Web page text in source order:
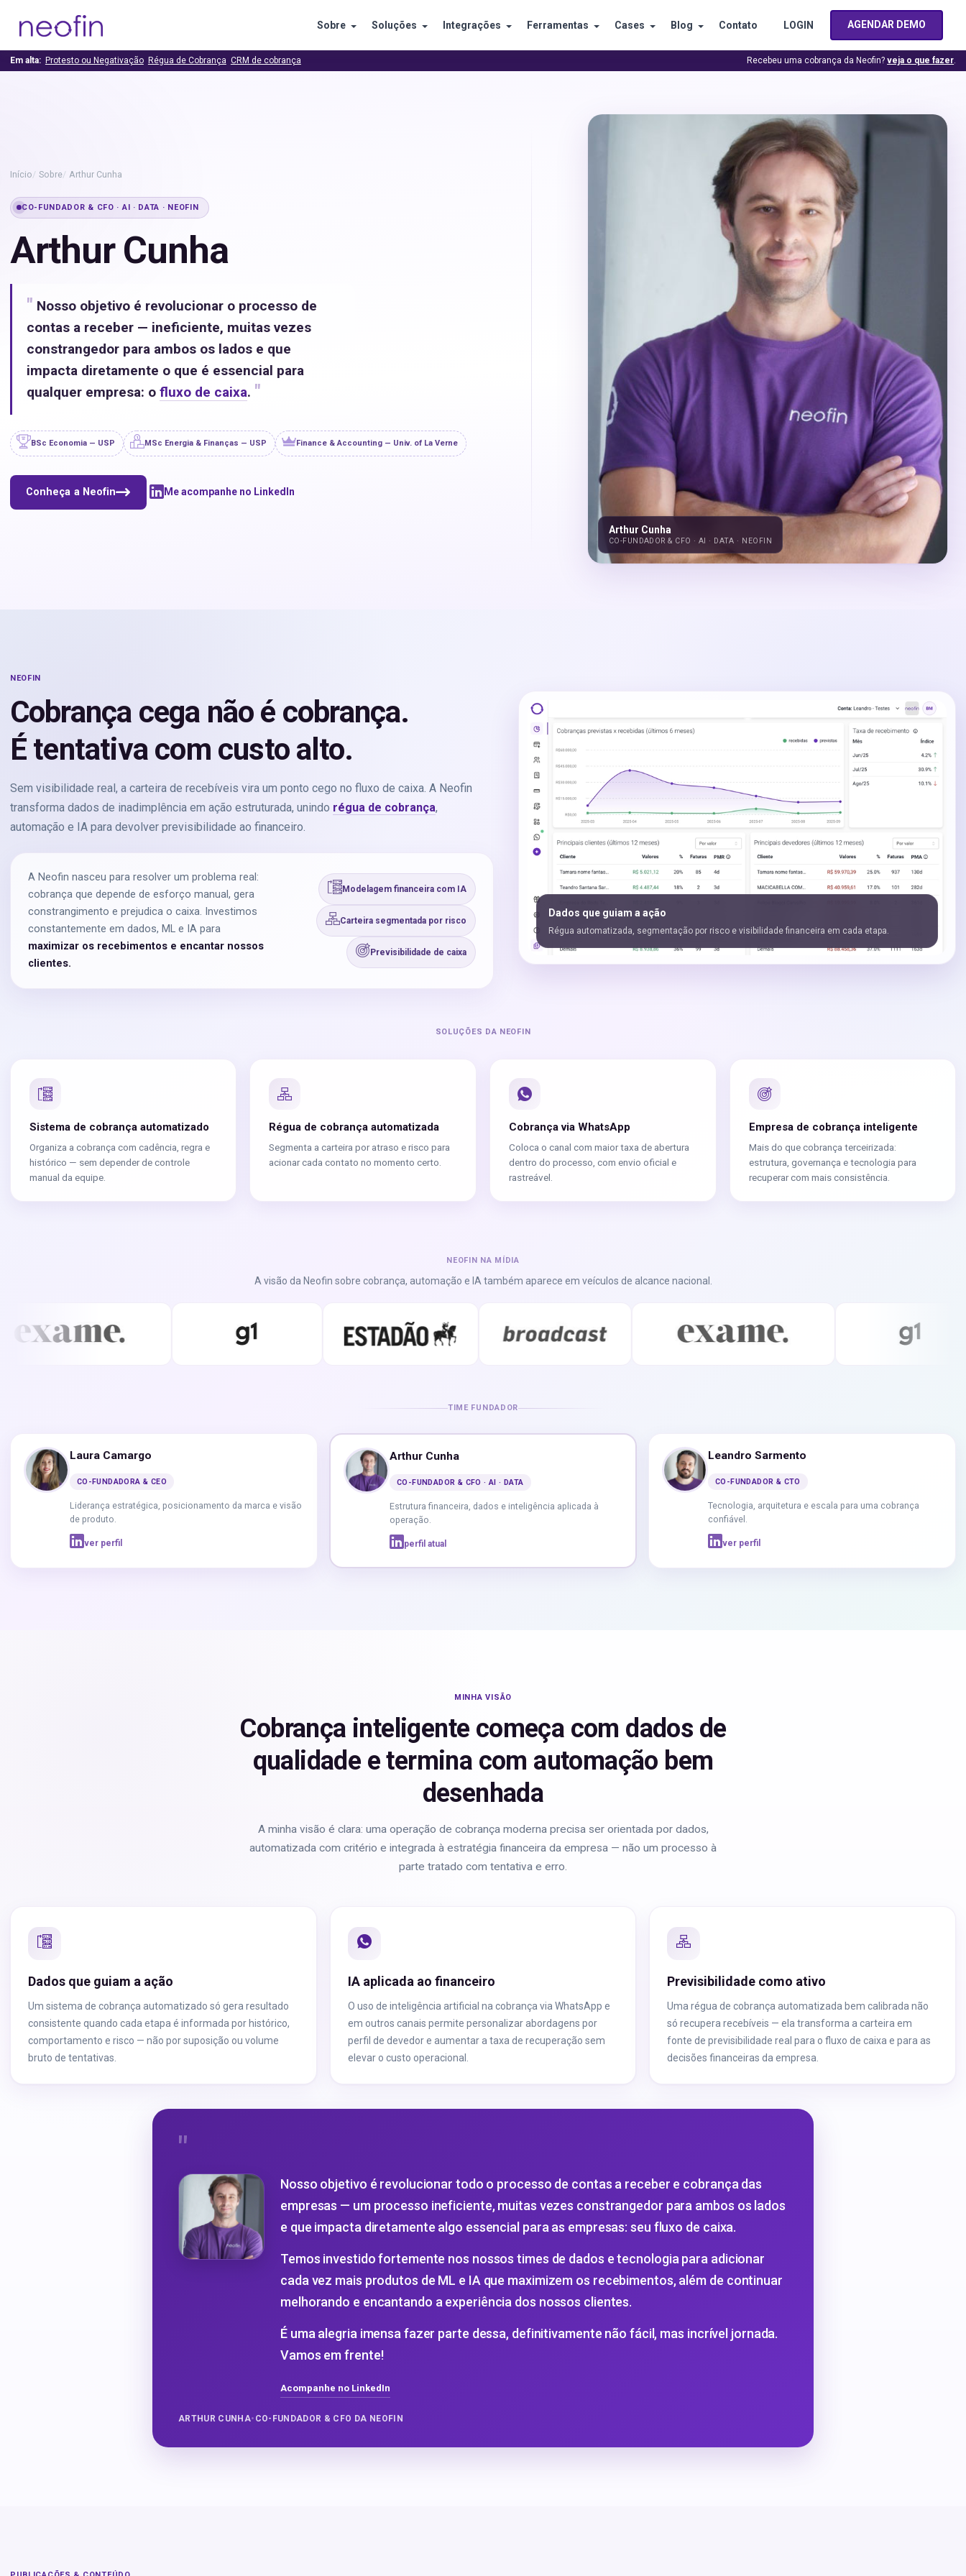
Sobre Soluções Integrações Ferramentas Cases Blog Contato LOGIN AGENDAR DEMO
Em alta: Protesto ou Negativação Régua de Cobrança CRM de cobrança Recebeu uma cobrança da Neofin?veja o que fazer.
Início Sobre Arthur Cunha
CO-FUNDADOR & CFO · AI · DATA · NEOFIN
Arthur Cunha
" Nosso objetivo é revolucionar o processo de
contas a receber — ineficiente, muitas vezes
constrangedor para ambos os lados e que
impacta diretamente o que é essencial para
qualquer empresa: o fluxo de caixa. "
BSc Economia — USP MSc Energia & Finanças — USP Finance & Accounting — Univ. of La Verne
Conheça a Neofin Me acompanhe no LinkedIn
Arthur Cunha
CO-FUNDADOR & CFO · AI · DATA · NEOFIN
NEOFIN
Cobrança cega não é cobrança.
É tentativa com custo alto.
Sem visibilidade real, a carteira de recebíveis vira um ponto cego no fluxo de caixa. A Neofin
transforma dados de inadimplência em ação estruturada, unindo régua de cobrança,
automação e IA para devolver previsibilidade ao financeiro.
A Neofin nasceu para resolver um problema real:
cobrança que depende de esforço manual, gera
constrangimento e prejudica o caixa. Investimos
constantemente em dados, ML e IA para
maximizar os recebimentos e encantar nossos
clientes.
Modelagem financeira com IA
Carteira segmentada por risco
Previsibilidade de caixa
Dados que guiam a ação
Régua automatizada, segmentação por risco e visibilidade financeira em cada etapa.
SOLUÇÕES DA NEOFIN
Sistema de cobrança automatizado
Organiza a cobrança com cadência, regra e
histórico — sem depender de controle
manual da equipe.
Régua de cobrança automatizada
Segmenta a carteira por atraso e risco para
acionar cada contato no momento certo.
Cobrança via WhatsApp
Coloca o canal com maior taxa de abertura
dentro do processo, com envio oficial e
rastreável.
Empresa de cobrança inteligente
Mais do que cobrança terceirizada:
estrutura, governança e tecnologia para
recuperar com mais consistência.
NEOFIN NA MÍDIA
A visão da Neofin sobre cobrança, automação e IA também aparece em veículos de alcance nacional.
TIME FUNDADOR
Laura Camargo
CO-FUNDADORA & CEO
Liderança estratégica, posicionamento da marca e visão
de produto.
ver perfil
Arthur Cunha
CO-FUNDADOR & CFO · AI · DATA
Estrutura financeira, dados e inteligência aplicada à
operação.
perfil atual
Leandro Sarmento
CO-FUNDADOR & CTO
Tecnologia, arquitetura e escala para uma cobrança
confiável.
ver perfil
MINHA VISÃO
Cobrança inteligente começa com dados de
qualidade e termina com automação bem
desenhada
A minha visão é clara: uma operação de cobrança moderna precisa ser orientada por dados,
automatizada com critério e integrada à estratégia financeira da empresa — não um processo à
parte tratado com tentativa e erro.
Dados que guiam a ação
Um sistema de cobrança automatizado só gera resultado
consistente quando cada etapa é informada por histórico,
comportamento e risco — não por suposição ou volume
bruto de tentativas.
IA aplicada ao financeiro
O uso de inteligência artificial na cobrança via WhatsApp e
em outros canais permite personalizar abordagens por
perfil de devedor e aumentar a taxa de recuperação sem
elevar o custo operacional.
Previsibilidade como ativo
Uma régua de cobrança automatizada bem calibrada não
só recupera recebíveis — ela transforma a carteira em
fonte de previsibilidade real para o fluxo de caixa e para as
decisões financeiras da empresa.
"
Nosso objetivo é revolucionar todo o processo de contas a receber e cobrança das
empresas — um processo ineficiente, muitas vezes constrangedor para ambos os lados
e que impacta diretamente algo essencial para as empresas: seu fluxo de caixa.
Temos investido fortemente nos nossos times de dados e tecnologia para adicionar
cada vez mais produtos de ML e IA que maximizem os recebimentos, além de continuar
melhorando e encantando a experiência dos nossos clientes.
É uma alegria imensa fazer parte dessa, definitivamente não fácil, mas incrível jornada.
Vamos em frente!
Acompanhe no LinkedIn
ARTHUR CUNHA• CO-FUNDADOR & CFO DA NEOFIN